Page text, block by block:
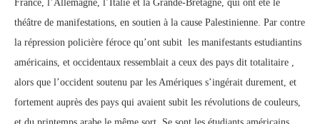
France, l’Allemagne, l’Italie et la Grande-Bretagne, qui ont été le
théâtre de manifestations, en soutien à la cause Palestinienne. Par contre
la répression policière féroce qu’ont subit les manifestants estudiantins
américains, et occidentaux ressemblait a ceux des pays dit totalitaire ,
alors que l’occident soutenu par les Amériques s’ingérait durement, et
fortement auprès des pays qui avaient subit les révolutions de couleurs,